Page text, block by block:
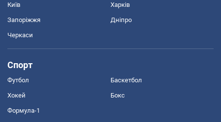
Київ Харків
Запоріжжя Дніпро
Черкаси
Спорт
Футбол Баскетбол
Хокей Бокс
Формула-1